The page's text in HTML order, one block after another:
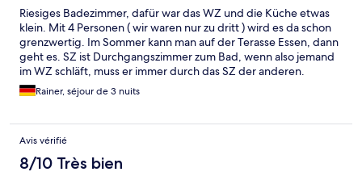
Riesiges Badezimmer, dafür war das WZ und die Küche etwas
klein. Mit 4 Personen ( wir waren nur zu dritt ) wird es da schon
grenzwertig. Im Sommer kann man auf der Terasse Essen, dann
geht es. SZ ist Durchgangszimmer zum Bad, wenn also jemand
im WZ schläft, muss er immer durch das SZ der anderen.
Rainer, séjour de 3 nuits
Avis vérifié
8/10 Très bien